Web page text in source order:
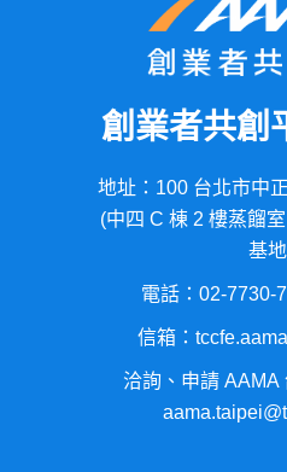
創業者共創
地址：100 台北市中
(中四 C 棟 2 樓蒸餾
基
電話：02-7730-
信箱：
洽詢、申請 AAMA